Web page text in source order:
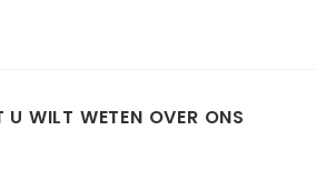
U WILT WETEN OVER ONS